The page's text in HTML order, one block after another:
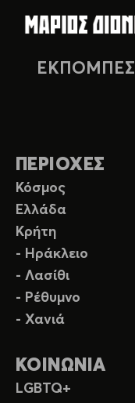
ΕΚΠΟΜΠΕΣ
ΠΕΡΙΟΧΕΣ
Κόσμος
Ελλάδα
Κρήτη
- Ηράκλειο
- Λασίθι
- Ρέθυμνο
- Χανιά
ΚΟΙΝΩΝΙΑ
LGBTQ+